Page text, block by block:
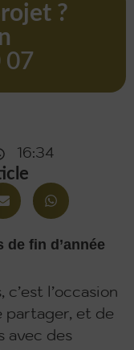
?
07
16:34
de fin d’année
c’est l’occasion
partager, et de
avec des